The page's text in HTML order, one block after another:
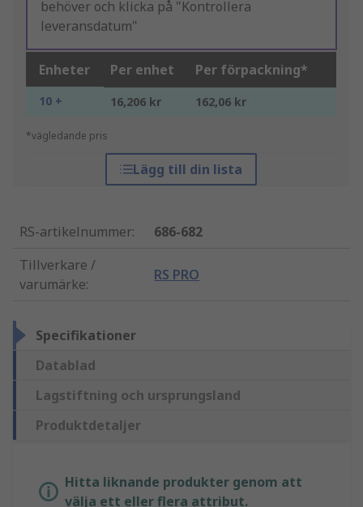
behöver och klicka på "Kontrollera
leveransdatum"
Enheter Per enhet Per förpackning*
10 + 16,206 kr 162,06 kr
*vägledande pris
Lägg till din lista
RS-artikelnummer:
686-682
Tillverkare /
varumärke:
RS PRO
Specifikationer
Datablad
Lagstiftning och ursprungsland
Produktdetaljer
Hitta liknande produkter genom att
välja ett eller flera attribut.